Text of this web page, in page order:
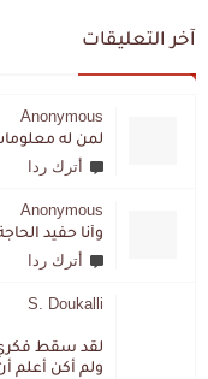
آخر التعليقات
Anonymous
أترك ردا
Anonymous
أترك ردا
S. Doukalli
لقد سقط
ولم أكن أعلم